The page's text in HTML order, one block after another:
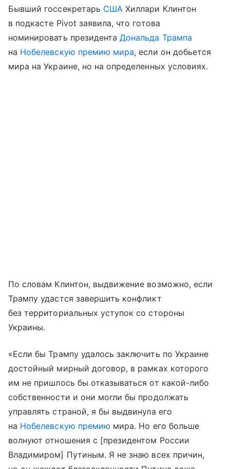
Бывший госсекретарь США Хиллари Клинтон
в подкасте Pivot заявила, что готова
номинировать президентаДональда Трампа
на Нобелевскую премию мира, если он добьется
мира на Украине, но на определенных условиях.
По словам Клинтон, выдвижение возможно, если
Трампу удастся завершить конфликт
без территориальных уступок со стороны
Украины.
«Если бы Трампу удалось заключить по Украине
достойный мирный договор, в рамках которого
им не пришлось бы отказываться от какой-либо
собственности и они могли бы продолжать
управлять страной, я бы выдвинула его
на Нобелевскую премию мира. Но его больше
волнуют отношения с [президентом России
Владимиром] Путиным. Я не знаю всех причин,